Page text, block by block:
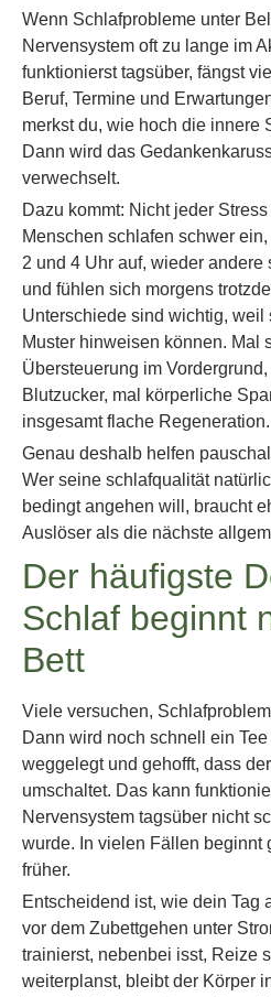
Wenn Schlafprobleme unter
Nervensystem oft zu lange im
funktionierst tagsüber, fängst
Beruf, Termine und
merkst du, wie hoch die innere
Dann wird das
verwechselt.
Dazu kommt: Nicht jeder
Menschen schlafen schwer
2 und 4 Uhr auf, wieder
und fühlen sich morgens
Unterschiede sind wichtig, weil
Muster hinweisen können. Mal
Übersteuerung im
Blutzucker, mal körperliche
insgesamt flache Regeneration.
Genau deshalb helfen
Wer seine schlafqualität
bedingt angehen will, braucht
Auslöser als die nächste
Der häufigste
Schlaf beginnt
Bett
Viele versuchen,
Dann wird noch schnell ein
weggelegt und gehofft, dass
umschaltet. Das kann
Nervensystem tagsüber nicht
wurde. In vielen Fällen beginnt
früher.
Entscheidend ist, wie dein Tag
vor dem Zubettgehen unter
trainierst, nebenbei isst, Reize
weiterplanst, bleibt der Körper